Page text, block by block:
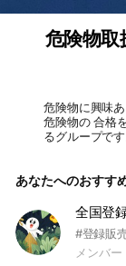
危険物取
危険物に興味
危険物の 合格
るグループで
あなたへのおすす
全国登
メンバ